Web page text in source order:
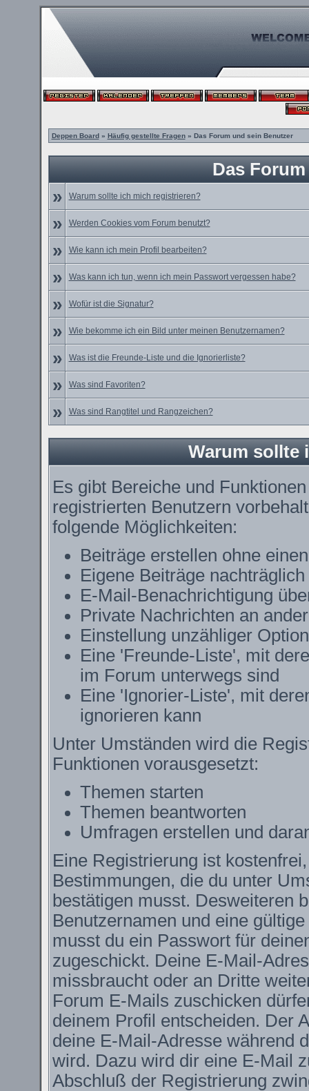
Deppen Board» Häufig gestellte Fragen» Das Forum und sein Benutzer
Das
»
Warum sollte ich mich registrieren?
» Werden Cookies vom Forum benutzt?
» Wie kann ich mein Profil bearbeiten?
» Was kann ich tun, wenn ich mein Passwort vergessen habe?
» Wofür ist die Signatur?
» Wie bekomme ich ein Bild unter meinen Benutzernamen?
» Was ist die Freunde-Liste und die Ignorierliste?
» Was sind Favoriten?
» Was sind Rangtitel und Rangzeichen?
Warum sollte
Es gibt Bereiche und
registrierten Benutzern
folgende Möglichkeiten:
Beiträge erstellen ohne
Eigene Beiträge
E-Mail-Benachrichtigung
Private Nachrichten an
Einstellung unzähliger
Eine 'Freunde-Liste', mit
im Forum unterwegs sind
Eine 'Ignorier-Liste', mit
ignorieren kann
Unter Umständen wird die
Funktionen vorausgesetzt:
Themen starten
Themen beantworten
Umfragen erstellen und
Eine Registrierung ist
Bestimmungen, die du unter
bestätigen musst. Desweiteren
Benutzernamen und eine
musst du ein Passwort für
zugeschickt. Deine E-Mail-
missbraucht oder an Dritte
Forum E-Mails zuschicken
deinem Profil entscheiden. Der
deine E-Mail-Adresse während
wird. Dazu wird dir eine E-Mail
Abschluß der Registrierung